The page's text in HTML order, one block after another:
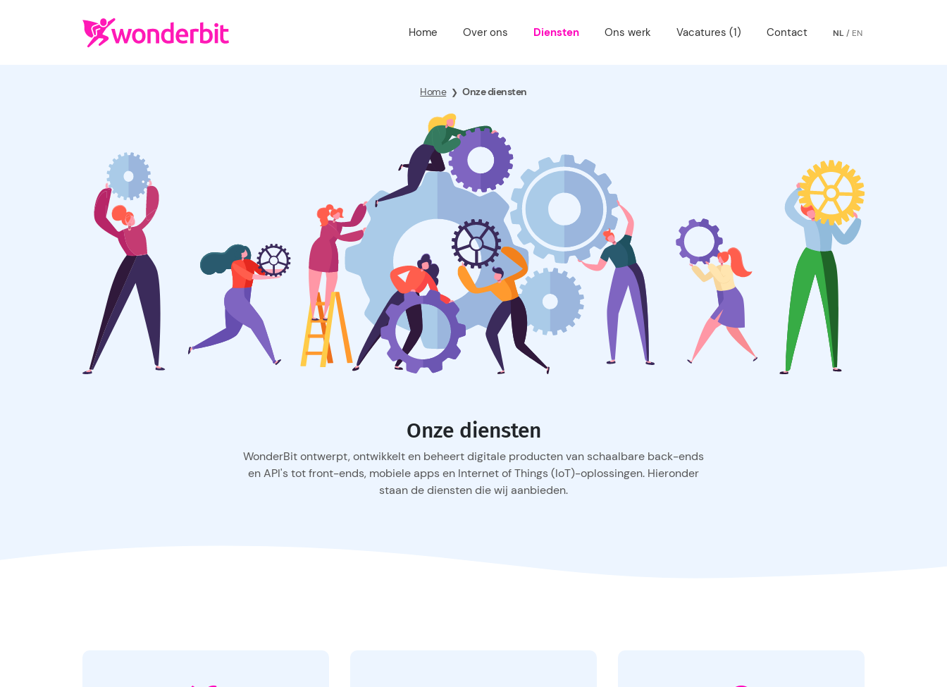
Home Over ons Diensten Ons werk Vacatures (1) Contact NL / EN
Home ❯ Onze diensten
Onze diensten
WonderBit ontwerpt, ontwikkelt en beheert digitale producten van schaalbare back-ends
en API's tot front-ends, mobiele apps en Internet of Things (IoT)-oplossingen. Hieronder
staan de diensten die wij aanbieden.